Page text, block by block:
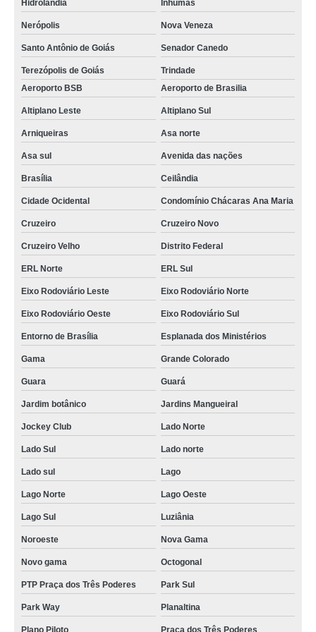
valor de gerenciamento obras ZV Zona Verde
gerenciamento de obras preço Valparaíso de Goiás
valor de gerenciamento e implementação de obras Valparaíso de Goiás
gerenciamento e execução de obras Setor noroeste
contratar gerenciamento e fiscalização de obras PTP Praça dos Três
Poderes
contratar gerenciamento de implantação de obras Lago
contratar gerenciamento de projetos e obras Rio Verde
gerenciamento de obras arquitetura Samambaia
valor de gerenciamento obras comerciais ERL Norte
gerenciamento obra comercial Bela Vista de Goiás
gerenciamento e fiscalização de obras Condomínio Chácaras Ana Maria
contratar gerenciamento de implantação de obras Águas claras
contratar gerenciamento de projetos e obras Taguatinga
empresa de gerenciamento de obras contato Sudeste
gerenciamento obras comerciais Asa norte
gerenciamento obras comerciais Cruzeiro Velho
contratar gerenciamento obras PTP Praça dos Três Poderes
valor de gerenciamento de obras Eixo Rodoviário Oeste
valor de gerenciamento e planejamento de obras Smpw
gerenciamento de implantação de obras preço Entorno de Brasília
valor de gerenciamento de implantação de obras ERL Norte
contratar planejamento e gerenciamento de obras SIA
gerenciamento e implementação de obras Bonfinópolis
gerenciamento e fiscalização de obra Cruzeiro Velho
Hidrolândia Inhumas
Nerópolis Nova Veneza
Santo Antônio de Goiás Senador Canedo
Terezópolis de Goiás
Trindade
Aeroporto BSB
Aeroporto de Brasilia
Altiplano Leste Altiplano Sul
Arniqueiras Asa norte
Asa sul Avenida das nações
Brasília Ceilândia
Cidade Ocidental Condomínio Chácaras Ana Maria
Cruzeiro Cruzeiro Novo
Cruzeiro Velho Distrito Federal
ERL Norte ERL Sul
Eixo Rodoviário Leste Eixo Rodoviário Norte
Eixo Rodoviário Oeste Eixo Rodoviário Sul
Entorno de Brasília Esplanada dos Ministérios
Gama Grande Colorado
Guara Guará
Jardim botânico Jardins Mangueiral
Jockey Club Lado Norte
Lado Sul Lado norte
Lado sul Lago
Lago Norte Lago Oeste
Lago Sul Luziânia
Noroeste Nova Gama
Novo gama Octogonal
PTP Praça dos Três Poderes Park Sul
Park Way Planaltina
Plano Piloto Praça dos Três Poderes